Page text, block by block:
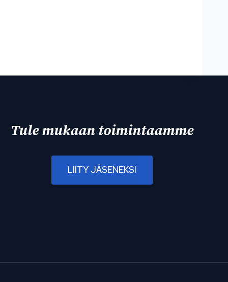
Tule mukaan toimintaamme
LIITY JÄSENEKSI